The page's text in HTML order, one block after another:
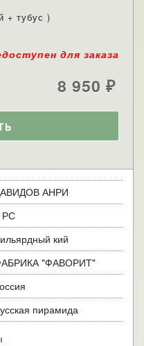
+ тубус )
для заказа
8 950 ₽
АНРИ
РС
кий
"ФАВОРИТ"
пирамида